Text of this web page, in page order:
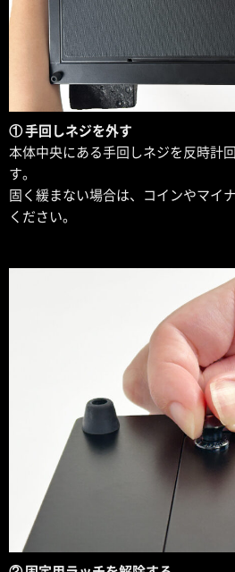
① 手回しネジを外す
本体中央にある手回しネジを反時計
す。
固く緩まない場合は、コインやマイ
ください。